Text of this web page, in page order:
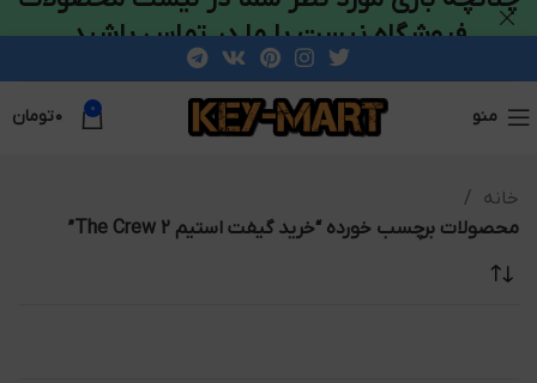
منو 0 ۰تومان
خانه
محصولات برچسب خورده “خرید گیفت استیم The Crew 2”
فروشگاه نیست با ما در تماس باشید